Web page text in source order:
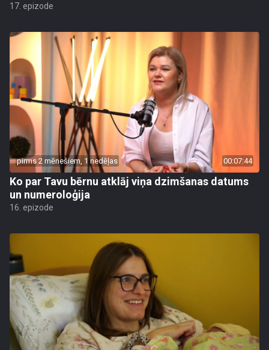
17. epizode
pirms 2 mēnešiem, 1 nedēļas 00:07:44
Ko par Tavu bērnu atklāj viņa dzimšanas datums
un numeroloģija
16. epizode